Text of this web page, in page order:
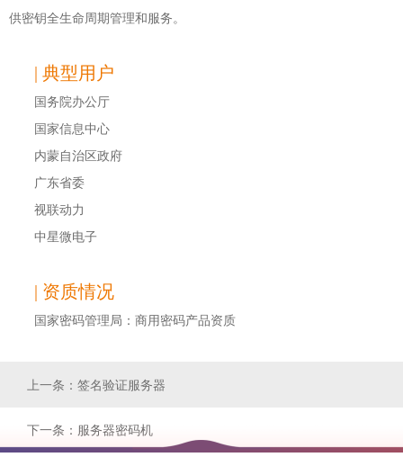
供密钥全生命周期管理和服务。
| 典型用户
国务院办公厅
国家信息中心
内蒙自治区政府
广东省委
视联动力
中星微电子
| 资质情况
国家密码管理局：商用密码产品资质
上一条：签名验证服务器
下一条：服务器密码机